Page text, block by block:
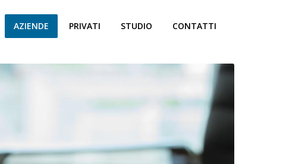
CONTATTI
STUDIO
PRIVATI
AZIENDE